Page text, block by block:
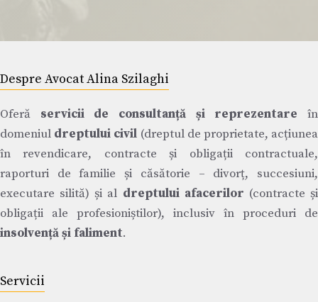
Despre Avocat Alina Szilaghi
Oferă servicii de consultanță și reprezentare în
domeniul dreptului civil (dreptul de proprietate, acțiunea
în revendicare, contracte și obligații contractuale,
raporturi de familie și căsătorie – divorț, succesiuni,
executare silită) și al dreptului afacerilor (contracte și
obligații ale profesioniștilor), inclusiv în proceduri de
insolvență și faliment.
Servicii